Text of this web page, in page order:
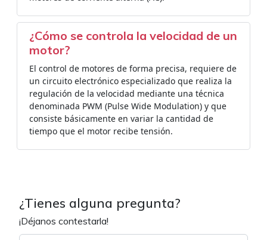
¿Cómo se controla la velocidad de un
motor?
El control de motores de forma precisa, requiere de
un circuito electrónico especializado que realiza la
regulación de la velocidad mediante una técnica
denominada PWM (Pulse Wide Modulation) y que
consiste básicamente en variar la cantidad de
tiempo que el motor recibe tensión.
¿Tienes alguna pregunta?
¡Déjanos contestarla!